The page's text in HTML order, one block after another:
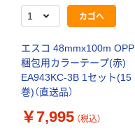
カゴへ
エスコ 48mmx100m OPP
梱包用カラーテープ(赤)
EA943KC-3B 1セット(15
巻)（直送品）
￥7,995 （税込）